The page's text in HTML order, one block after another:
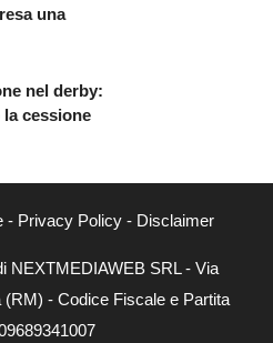
una
nel derby:
cessione
- Privacy Policy- Disclaimer
NEXTMEDIAWEB SRL - Via
(RM) - Codice Fiscale e Partita